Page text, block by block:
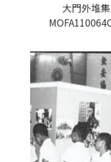
大門外堆